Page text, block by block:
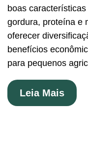
boas
gordura, proteína e
oferecer
benefícios
para pequenos
Leia Mais